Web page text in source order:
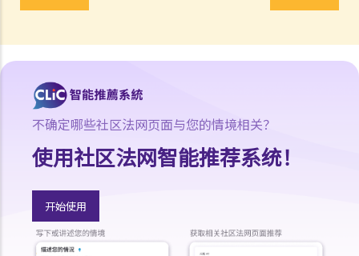
5. 如果警方已经发出了禁止集会的通知或反对游行的通知，但是人们仍
要作出公众游行的意向通知？
8. 如果组织者因估计参加人数将少于50人（公众集会的情况）或30人
人数超出了50人（公众集会的情况）或30人（公众游行的情况），组织
行？如果如此，组织者应何时停止公众集会或游行？
9. 公众集会及游行期间公共交通暂停，组织者及参与者需要为此向公共
交通公司补偿收入损失吗？
不确定哪些社区法网页面与您的情境相关？
使用社区法网智能推荐系统！
开始使用